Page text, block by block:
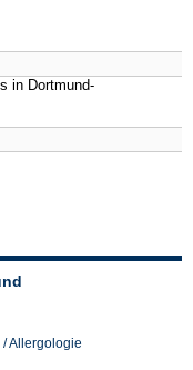
in Dortmund-
Allergologie